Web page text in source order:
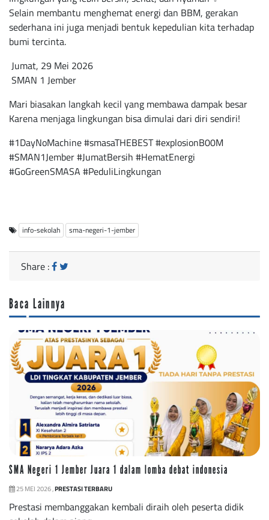
Selain membantu menghemat energi dan BBM, gerakan
sederhana ini juga menjadi bentuk kepedulian kita terhadap
bumi tercinta.
Jumat, 29 Mei 2026
SMAN 1 Jember
Mari biasakan langkah kecil yang membawa dampak besar
Karena menjaga lingkungan bisa dimulai dari diri sendiri!
#1DayNoMachine #smasaTHEBEST #explosionB00M
#SMAN1Jember #JumatBersih #HematEnergi
#GoGreenSMASA #PeduliLingkungan
info-sekolah sma-negeri-1-jember
Share :
Baca Lainnya
SMA Negeri 1 Jember Juara 1 dalam lomba debat indonesia
25 MEI 2026 ,PRESTASI TERBARU
Prestasi membanggakan kembali diraih oleh peserta didik